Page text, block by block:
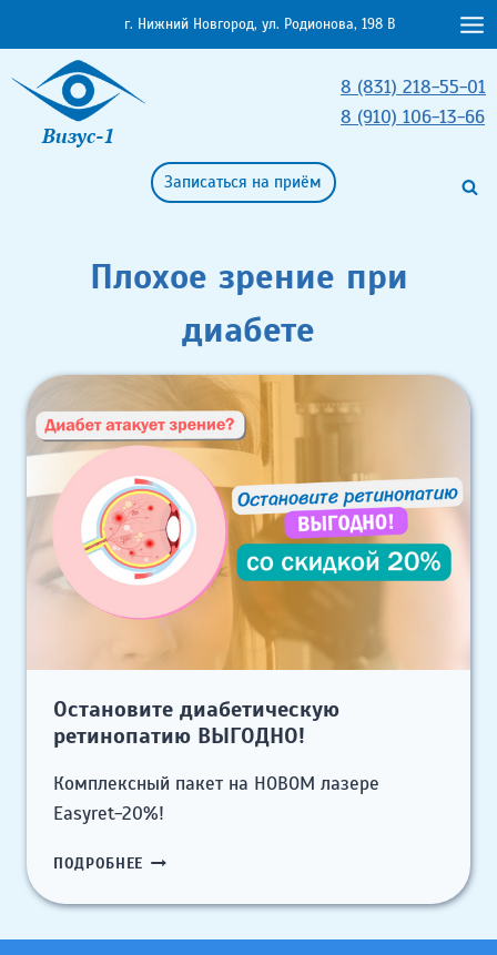
к
содержимому
г. Нижний Новгород, ул. Родионова, 198 В
Визус-1
8 (831) 218-55-01
8 (910) 106-13-66
Записаться на приём
Плохое зрение при
диабете
Остановите диабетическую
ретинопатию ВЫГОДНО!
Комплексный пакет на НОВОМ лазере
Easyret-20%!
ПОДРОБНЕЕ ОСТАНОВИТЕ
РЕТИНОПАТИЮ